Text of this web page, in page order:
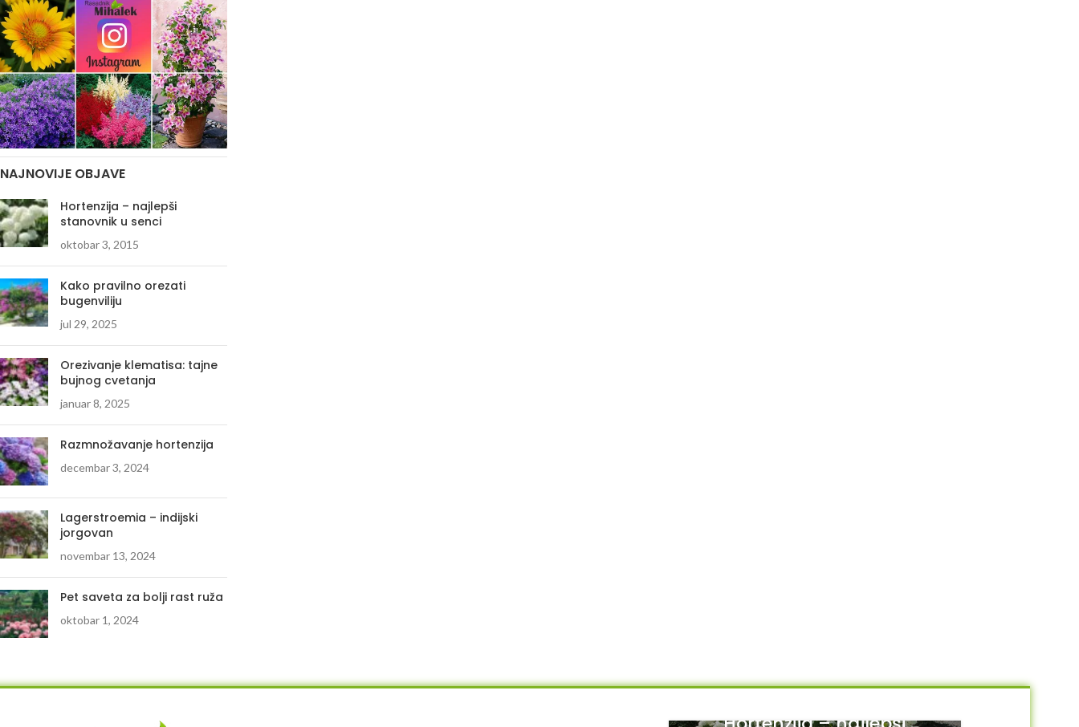
NAJNOVIJE OBJAVE
Hortenzija – najlepši
stanovnik u senci
oktobar 3, 2015
Kako pravilno orezati
bugenviliju
jul 29, 2025
Orezivanje klematisa: tajne
bujnog cvetanja
januar 8, 2025
Razmnožavanje hortenzija
decembar 3, 2024
Lagerstroemia – indijski
jorgovan
novembar 13, 2024
Pet saveta za bolji rast ruža
oktobar 1, 2024